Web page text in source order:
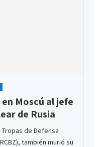
Moscú al jefe
de Rusia
de Defensa
también murió su